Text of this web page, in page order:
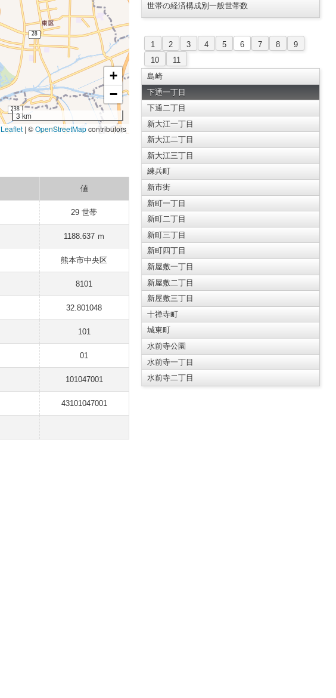
+
−
3 km
Leaflet | ©OpenStreetMapcontributors
値
29 世帯
1188.637 ｍ
熊本市中央区
8101
32.801048
101
01
101047001
43101047001
世帯の経済構成別一般世帯数
1 2 3 4 5 6 7 8
9
10
11
島崎
下通一丁目
下通二丁目
新大江一丁目
新大江二丁目
新大江三丁目
練兵町
新市街
新町一丁目
新町二丁目
新町三丁目
新町四丁目
新屋敷一丁目
新屋敷二丁目
新屋敷三丁目
十禅寺町
城東町
水前寺公園
水前寺一丁目
水前寺二丁目